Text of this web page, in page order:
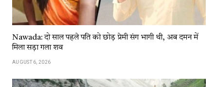
Nawada: दो साल पहले पति को छोड़ प्रेमी संग भागी थी, अब दमन में
मिला सड़ा गला शव
AUGUST 6, 2026